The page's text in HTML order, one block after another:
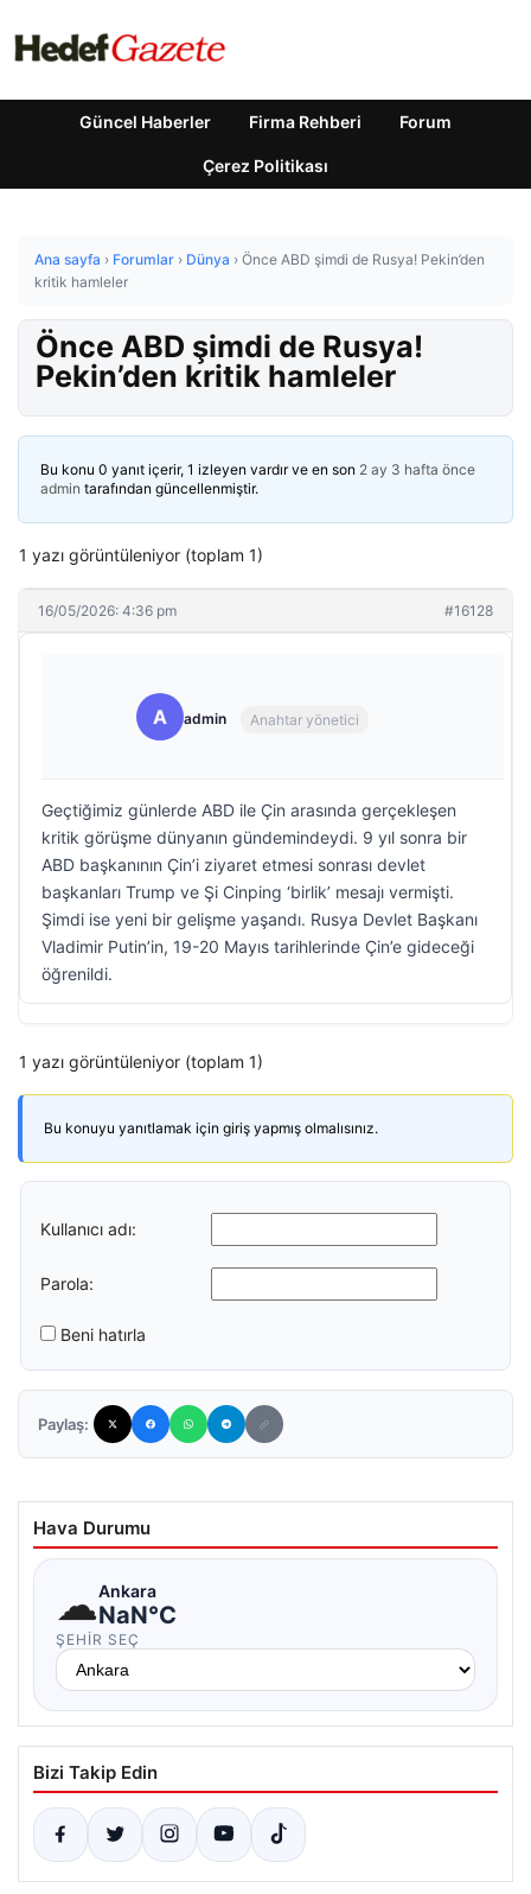
Güncel Haberler Firma Rehberi Forum
Çerez Politikası
Ana sayfa › Forumlar › Dünya › Önce ABD şimdi de Rusya! Pekin’den
kritik hamleler
Önce ABD şimdi de Rusya!
Pekin’den kritik hamleler
Bu konu 0 yanıt içerir, 1 izleyen vardır ve en son 2 ay 3 hafta önce
admin tarafından güncellenmiştir.
1 yazı görüntüleniyor (toplam 1)
16/05/2026: 4:36 pm #16128
A admin Anahtar yönetici
Geçtiğimiz günlerde ABD ile Çin arasında gerçekleşen
kritik görüşme dünyanın gündemindeydi. 9 yıl sonra bir
ABD başkanının Çin’i ziyaret etmesi sonrası devlet
başkanları Trump ve Şi Cinping ‘birlik’ mesajı vermişti.
Şimdi ise yeni bir gelişme yaşandı. Rusya Devlet Başkanı
Vladimir Putin’in, 19-20 Mayıs tarihlerinde Çin’e gideceği
öğrenildi.
1 yazı görüntüleniyor (toplam 1)
Bu konuyu yanıtlamak için giriş yapmış olmalısınız.
Kullanıcı adı:
Parola:
Beni hatırla
Paylaş:
Hava Durumu
☁Ankara
NaN°C
ŞEHIR SEÇ
Bizi Takip Edin